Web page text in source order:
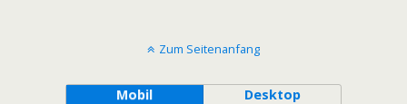
Zum Seitenanfang
Mobil Desktop